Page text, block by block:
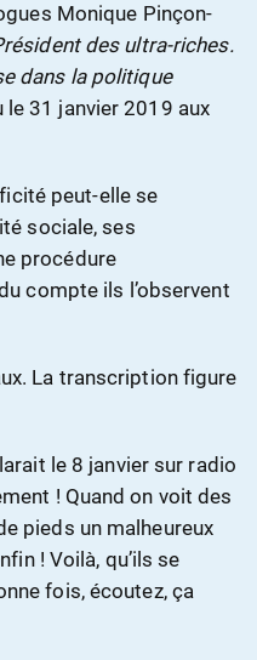
Monique Pinçon-
des ultra-riches.
dans la politique
le 31 janvier 2019 aux
peut-elle se
sociale, ses
procédure
compte ils l’observent
La transcription figure
le 8 janvier sur radio
! Quand on voit des
pieds un malheureux
! Voilà, qu’ils se
fois, écoutez, ça